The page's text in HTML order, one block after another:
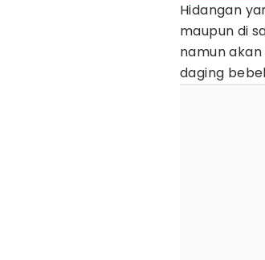
Hidangan
maupun di
namun
daging